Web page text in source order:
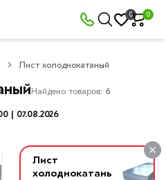
0 0
Лист холоднокатаный
Найдено товаров: 6
| 07.08.2026
Лист
холоднокатаный